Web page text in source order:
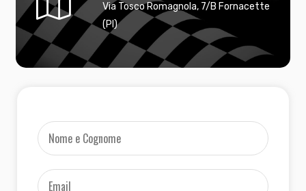
Via Tosco Romagnola, 7/B Fornacette
(PI)